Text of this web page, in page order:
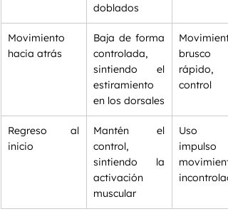
doblados
Movimiento
hacia atrás
Baja de forma
controlada,
sintiendo el
estiramiento
en los dorsales
rápido,
control
Regreso al
inicio
Mantén el
control,
sintiendo la
activación
muscular
Uso